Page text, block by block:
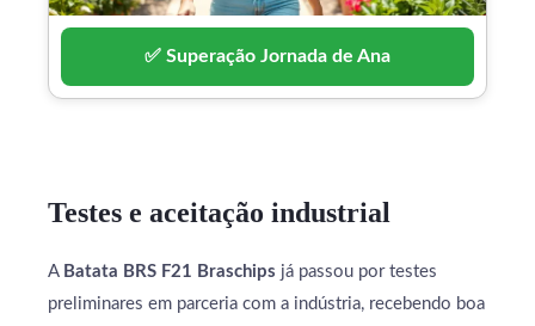
✅ Superação Jornada de Ana
Testes e aceitação industrial
A Batata BRS F21 Braschips já passou por testes
preliminares em parceria com a indústria, recebendo boa